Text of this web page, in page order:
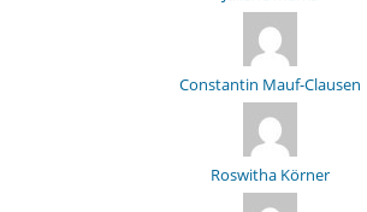
Constantin Mauf-Clausen
Roswitha Körner